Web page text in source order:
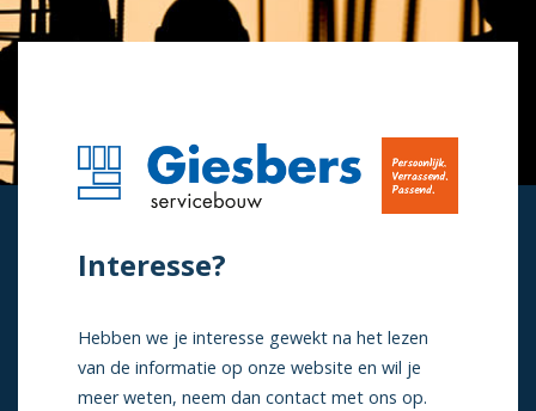
Interesse?
Hebben we je interesse gewekt na het lezen
van de informatie op onze website en wil je
meer weten, neem dan contact met ons op.